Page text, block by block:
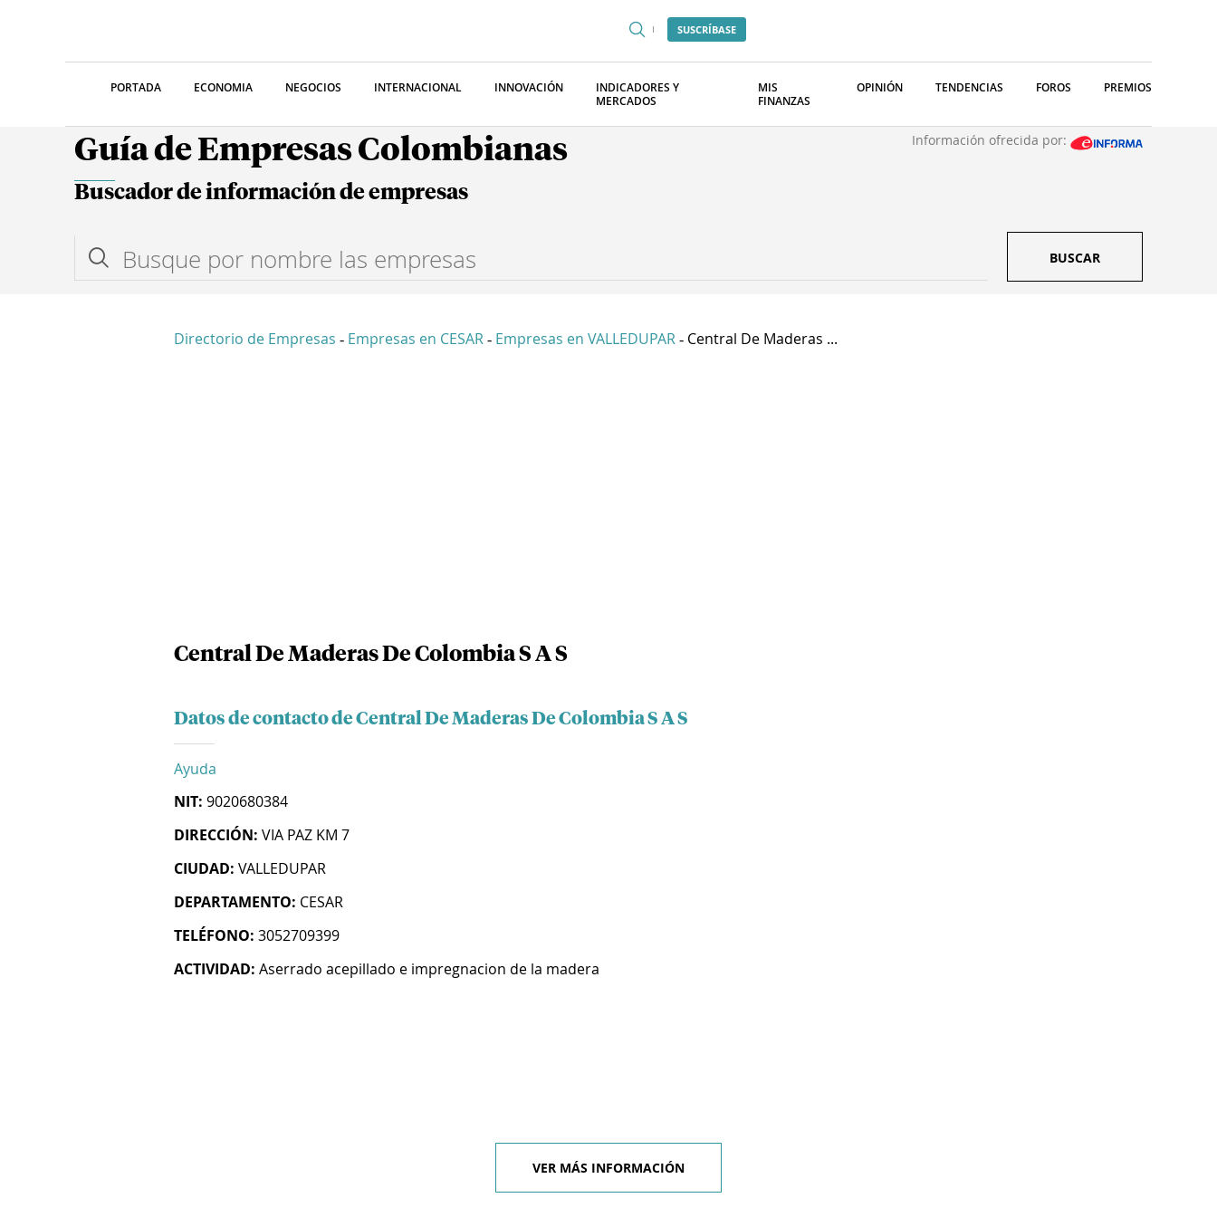
SUSCRÍBASE
PORTADA ECONOMIA NEGOCIOS INTERNACIONAL INNOVACIÓN
INDICADORES Y
MERCADOS
MIS
FINANZAS
OPINIÓN TENDENCIAS FOROS PREMIOS
Guía de Empresas Colombianas Información ofrecida por:
Buscador de información de empresas
BUSCAR
Directorio de Empresas - Empresas en CESAR - Empresas en VALLEDUPAR - Central De Maderas ...
Central De Maderas De Colombia S A S
Datos de contacto de Central De Maderas De Colombia S A S
Ayuda
NIT: 9020680384
DIRECCIÓN: VIA PAZ KM 7
CIUDAD: VALLEDUPAR
DEPARTAMENTO: CESAR
TELÉFONO: 3052709399
ACTIVIDAD: Aserrado acepillado e impregnacion de la madera
VER MÁS INFORMACIÓN